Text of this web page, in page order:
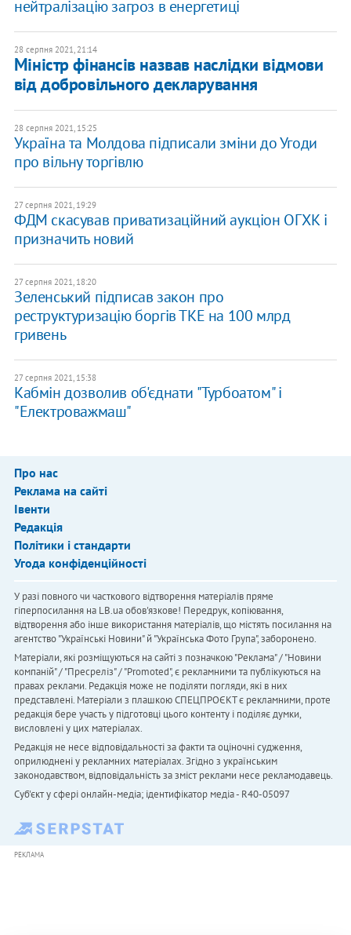
нейтралізацію загроз в енергетиці
28 серпня 2021, 21:14
Міністр фінансів назвав наслідки відмови
від добровільного декларування
28 серпня 2021, 15:25
Україна та Молдова підписали зміни до Угоди
про вільну торгівлю
27 серпня 2021, 19:29
ФДМ скасував приватизаційний аукціон ОГХК і
призначить новий
27 серпня 2021, 18:20
Зеленський підписав закон про
реструктуризацію боргів ТКЕ на 100 млрд
гривень
27 серпня 2021, 15:38
Кабмін дозволив об'єднати "Турбоатом" і
"Електроважмаш"
Про нас
Реклама на сайті
Івенти
Редакція
Політики і стандарти
Угода конфіденційності
У разі повного чи часткового відтворення матеріалів пряме
гіперпосилання на LB.ua обов'язкове! Передрук, копіювання,
відтворення або інше використання матеріалів, що містять посилання на
агентство "Українськi Новини" й "Українська Фото Група", заборонено.
Матеріали, які розміщуються на сайті з позначкою "Реклама" / "Новини
компаній" / "Пресреліз" / "Promoted", є рекламними та публікуються на
правах реклами. Редакція може не поділяти погляди, які в них
представлені. Матеріали з плашкою СПЕЦПРОЄКТ є рекламними, проте
редакція бере участь у підготовці цього контенту і поділяє думки,
висловлені у цих матеріалах.
Редакція не несе відповідальності за факти та оціночні судження,
оприлюднені у рекламних матеріалах. Згідно з українським
законодавством, відповідальність за зміст реклами несе рекламодавець.
Cуб'єкт у сфері онлайн-медіа; ідентифікатор медіа - R40-05097
РЕКЛАМА